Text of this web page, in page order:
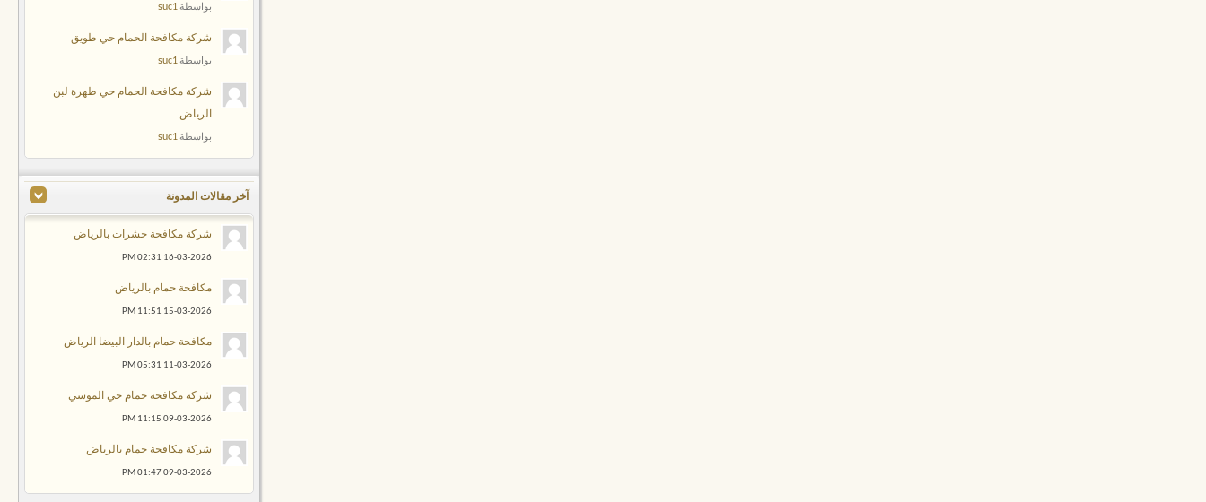
بواسطةsuc1
شركة مكافحة الحمام حي طويق
بواسطةsuc1
شركة مكافحة الحمام حي ظهرة لبن
الرياض
بواسطةsuc1
آخر مقالات المدونة
شركة مكافحة حشرات بالرياض
16-03-2026
02:31 PM
مكافحة حمام بالرياض
15-03-2026
11:51 PM
مكافحة حمام بالدار البيضا الرياض
11-03-2026
05:31 PM
شركة مكافحة حمام حي الموسي
09-03-2026
11:15 PM
شركة مكافحة حمام بالرياض
09-03-2026
01:47 PM